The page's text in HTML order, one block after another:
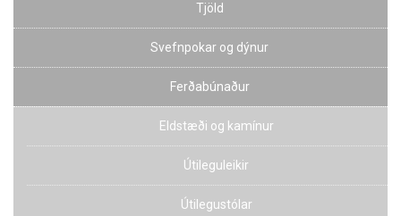
Tjöld
Svefnpokar og dýnur
Ferðabúnaður
Eldstæði og kamínur
Útileguleikir
Útilegustólar